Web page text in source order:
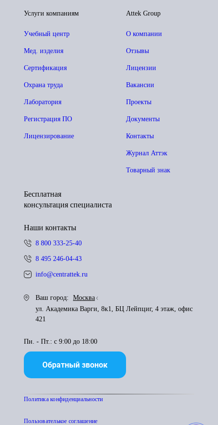
Attek Group
О компании
Отзывы
Лицензии
Вакансии
Проекты
Документы
Контакты
Журнал Аттэк
Товарный знак
Услуги компаниям
Учебный центр
Мед. изделия
Сертификация
Охрана труда
Лаборатория
Регистрация ПО
Лицензирование
Бесплатная
консультация специалиста
Наши контакты
8 800 333-25-40
8 495 246-04-43
info@centrattek.ru
Ваш город:
Москва
ул. Академика Варги, 8к1, БЦ Лейпциг, 4 этаж, офис
421
Пн. - Пт.: с 9:00 до 18:00
Обратный звонок
Политика конфиденциальности
Пользователькое соглашение